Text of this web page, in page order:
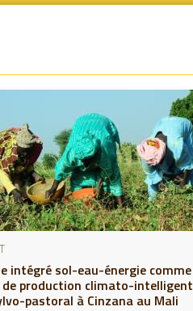
intégré sol-eau-énergie comme
de production climato-intelligent
pastoral à Cinzana au Mali